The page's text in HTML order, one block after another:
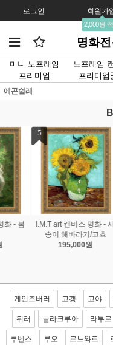
로그인 회원가
2,000원
명화
미니 노프레임 노프레임
프리미엄
프리미엄
에곤쉴레
7
I.M.T art 캔버스 명화 - 붉
은조화/마티스
195,000원
8
게인즈버러 고갱 고야
뒤러 들라크루아 라투르
루벤스 루오 르느와르